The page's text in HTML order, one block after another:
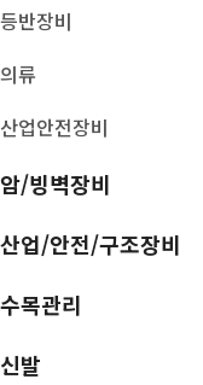
등산 배낭
MTB/런닝 배낭
장비가방
여행가방
배낭카바/부속품
등반장비
의류
산업안전장비
암/빙벽장비
산업/안전/구조장비
수목관리
신발